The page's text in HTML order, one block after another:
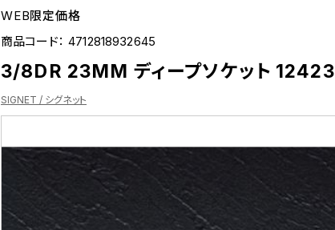
WEB限定価格
商品コード：4712818932645
3/8DR 23MM ディープソケット 12423
SIGNET / シグネット